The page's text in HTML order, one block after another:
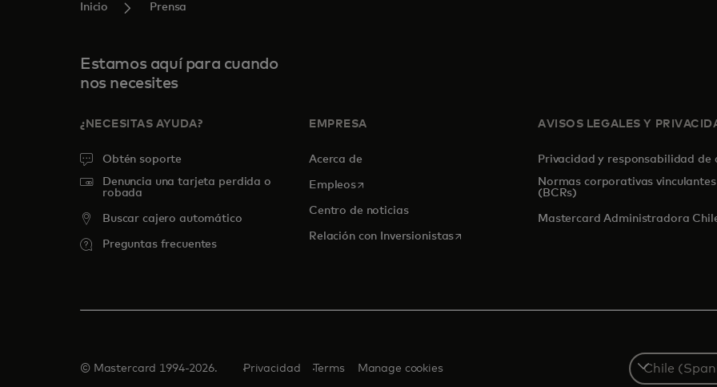
Inicio Prensa
Estamos aquí para cuando
nos necesites
¿NECESITAS AYUDA?
Obtén soporte
Denuncia una tarjeta perdida o
robada
Buscar cajero automático
Preguntas frecuentes
EMPRESA
Acerca de
Empleosse abre en una pestaña nueva
Centro de noticias
Relación con Inversionistasse abre en una pestaña nueva
AVISOS LEGALES Y
Privacidad y responsabilidad de
Normas corporativas vinculantes
(BCRs)
Mastercard Administradora
© Mastercard 1994-2026. Privacidad Terms Manage cookies
Select
a
country